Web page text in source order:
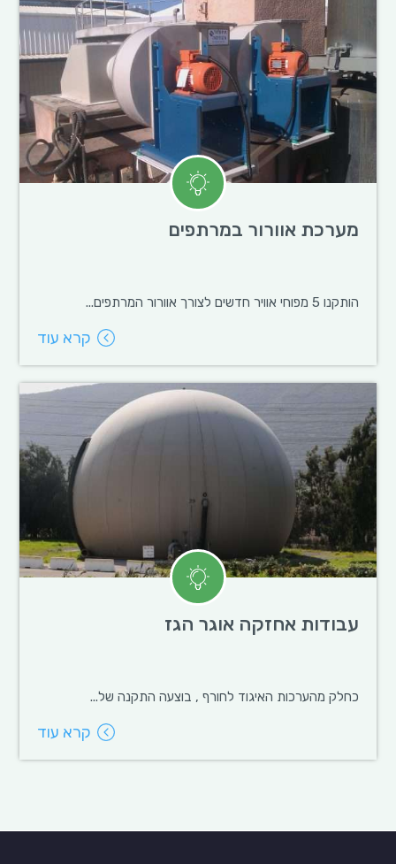
מערכת אוורור במרתפים
הותקנו 5 מפוחי אוויר חדשים לצורך אוורור המרתפים...
קרא עוד
עבודות אחזקה אוגר הגז
כחלק מהערכות האיגוד לחורף , בוצעה התקנה של...
קרא עוד